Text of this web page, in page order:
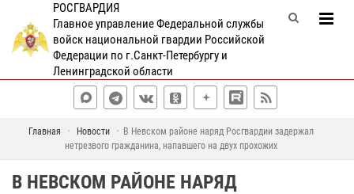
РОСГВАРДИЯ
Главное управление Федеральной службы
войск национальной гвардии Российской
Федерации по г.Санкт-Петербургу и
Ленинградской области
Главная Новости
В Невском районе наряд Росгвардии задержал
нетрезвого гражданина, напавшего на двух прохожих
В НЕВСКОМ РАЙОНЕ НАРЯД